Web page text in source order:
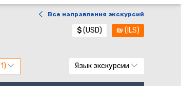
Все направления экскурсий
$(USD) ₪ (ILS)
Язык экскурсии